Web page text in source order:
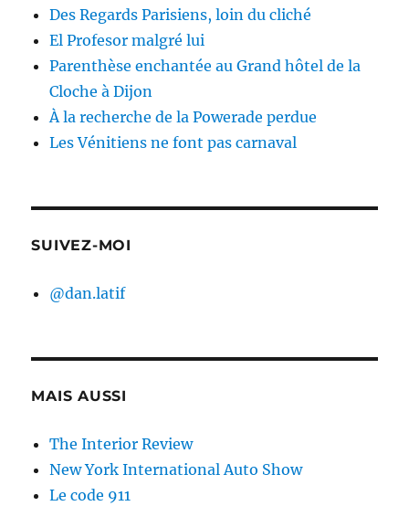
Des Regards Parisiens, loin du cliché
El Profesor malgré lui
Parenthèse enchantée au Grand hôtel de la
Cloche à Dijon
À la recherche de la Powerade perdue
Les Vénitiens ne font pas carnaval
SUIVEZ-MOI
@dan.latif
MAIS AUSSI
The Interior Review
New York International Auto Show
Le code 911